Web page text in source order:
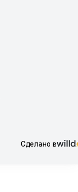
Сделано в